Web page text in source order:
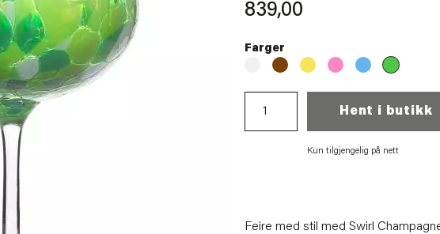
839,00
Farger
Hent i butikk
Kun tilgjengelig på nett
Feire med stil med Swirl